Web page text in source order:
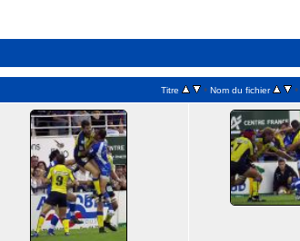
Titre • Nom du fichier •